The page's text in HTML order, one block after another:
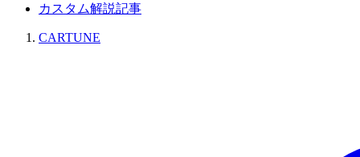
カスタム解説記事
CARTUNE